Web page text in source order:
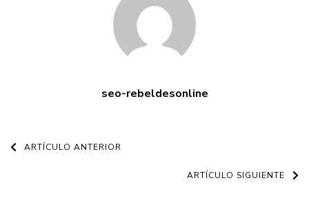
seo-rebeldesonline
Navegación
ARTÍCULO ANTERIOR
ARTÍCULO SIGUIENTE